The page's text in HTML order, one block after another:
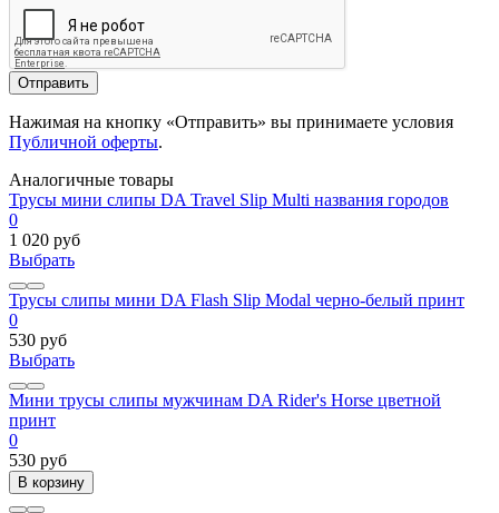
Отправить
Нажимая на кнопку «Отправить» вы принимаете условия
Публичной оферты.
Аналогичные товары
Трусы мини слипы DA Travel Slip Multi названия городов
0
1 020 руб
Выбрать
Трусы слипы мини DA Flash Slip Modal черно-белый принт
0
530 руб
Выбрать
Мини трусы слипы мужчинам DA Rider's Horse цветной
принт
0
530 руб
В корзину